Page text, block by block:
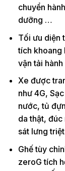
chuyển
dưỡng …
Tối ưu diện
tích khoang
vận tải
Xe được
như 4G,
nước, tủ
da thật,
sát lưng
Ghế tùy
zeroG tích